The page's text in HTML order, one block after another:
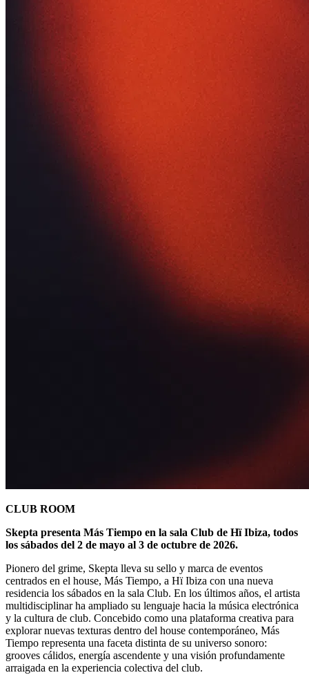
CLUB ROOM
Skepta presenta Más Tiempo en la sala Club de Hï Ibiza, todos
los sábados del 2 de mayo al 3 de octubre de 2026.
Pionero del grime, Skepta lleva su sello y marca de eventos
centrados en el house, Más Tiempo, a Hï Ibiza con una nueva
residencia los sábados en la sala Club. En los últimos años, el artista
multidisciplinar ha ampliado su lenguaje hacia la música electrónica
y la cultura de club. Concebido como una plataforma creativa para
explorar nuevas texturas dentro del house contemporáneo, Más
Tiempo representa una faceta distinta de su universo sonoro:
grooves cálidos, energía ascendente y una visión profundamente
arraigada en la experiencia colectiva del club.